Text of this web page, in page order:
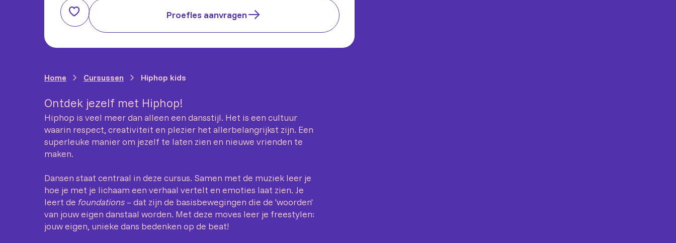
Proefles aanvragen
Home Cursussen Hiphop kids
Ontdek jezelf met Hiphop!
Hiphop is veel meer dan alleen een dansstijl. Het is een cultuur
waarin respect, creativiteit en plezier het allerbelangrijkst zijn. Een
superleuke manier om jezelf te laten zien en nieuwe vrienden te
maken.
Dansen staat centraal in deze cursus. Samen met de muziek leer je
hoe je met je lichaam een verhaal vertelt en emoties laat zien. Je
leert de foundations – dat zijn de basisbewegingen die de 'woorden'
van jouw eigen danstaal worden. Met deze moves leer je freestylen:
jouw eigen, unieke dans bedenken op de beat!